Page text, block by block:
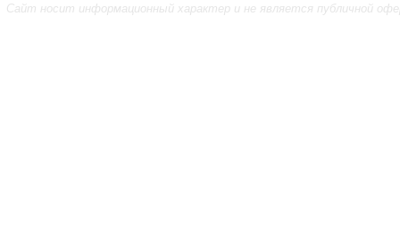
Сайт носит информационный характер и не является публичной